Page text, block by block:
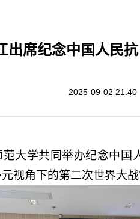
出席纪念中国人民
2025-09-02 21:40
大学共同举办纪念中
视角下的第二次世界大战